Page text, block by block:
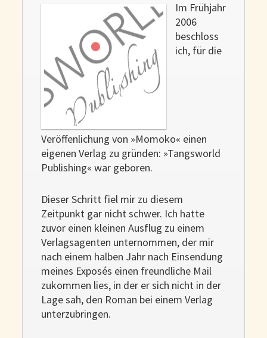
Im Frühjahr
2006
beschloss
ich, für die
Veröffenlichung von »Momoko« einen
eigenen Verlag zu gründen: »Tangsworld
Publishing« war geboren.
Dieser Schritt fiel mir zu diesem
Zeitpunkt gar nicht schwer. Ich hatte
zuvor einen kleinen Ausflug zu einem
Verlagsagenten unternommen, der mir
nach einem halben Jahr nach Einsendung
meines Exposés einen freundliche Mail
zukommen lies, in der er sich nicht in der
Lage sah, den Roman bei einem Verlag
unterzubringen.